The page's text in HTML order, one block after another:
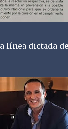
línea dictada